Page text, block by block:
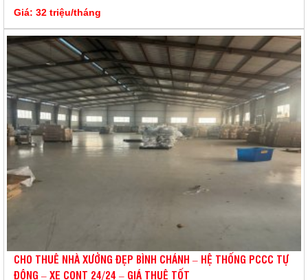
Giá: 32 triệu/tháng
CHO THUÊ NHÀ XƯỞNG ĐẸP BÌNH CHÁNH – HỆ THỐNG PCCC TỰ
ĐỘNG – XE CONT 24/24 – GIÁ THUÊ TỐT